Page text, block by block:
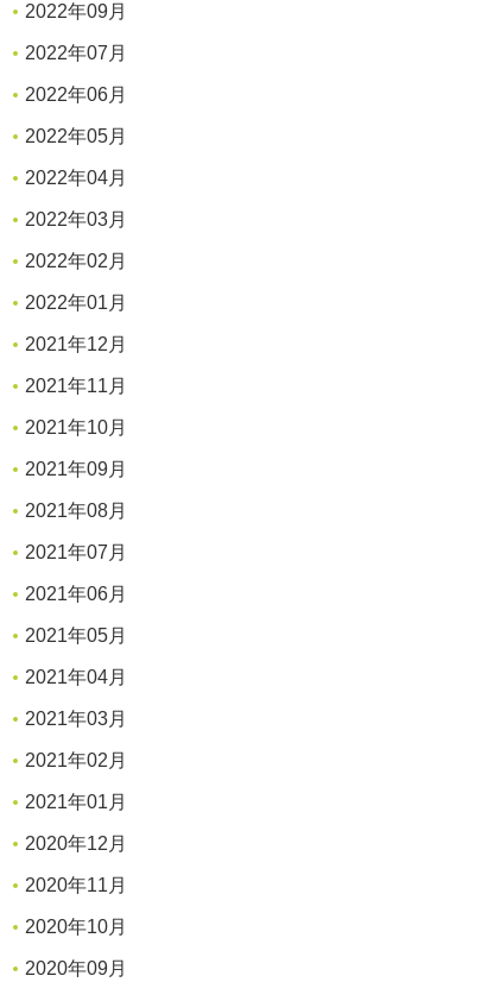
2022年09月
2022年07月
2022年06月
2022年05月
2022年04月
2022年03月
2022年02月
2022年01月
2021年12月
2021年11月
2021年10月
2021年09月
2021年08月
2021年07月
2021年06月
2021年05月
2021年04月
2021年03月
2021年02月
2021年01月
2020年12月
2020年11月
2020年10月
2020年09月